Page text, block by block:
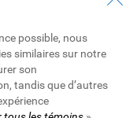
possible, nous
similaires sur notre
son
tandis que d’autres